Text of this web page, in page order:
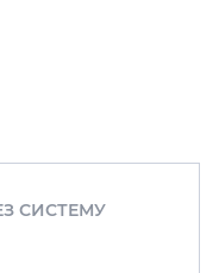
СИСТЕМУ